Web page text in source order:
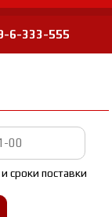
6-333-555
сроки поставки